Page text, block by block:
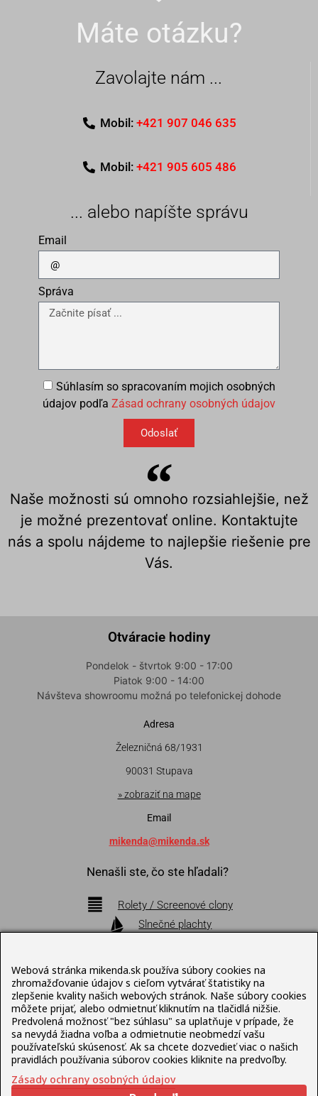
Máte otázku?
Zavolajte nám ...
Mobil: +421 907 046 635
Mobil: +421 905 605 486
... alebo napíšte správu
Email
Správa
Súhlasím so spracovaním mojich osobných
údajov podľa Zásad ochrany osobných údajov
Odoslať
Naše možnosti sú omnoho rozsiahlejšie, než
je možné prezentovať online. Kontaktujte
nás a spolu nájdeme to najlepšie riešenie pre
Vás.
Otváracie hodiny
Pondelok - štvrtok 9:00 - 17:00
Piatok 9:00 - 14:00
Návšteva showroomu možná po telefonickej dohode
Adresa
Železničná 68/1931
90031 Stupava
» zobraziť na mape
Email
mikenda@mikenda.sk
Nenašli ste, čo ste hľadali?
Rolety / Screenové clony
Slnečné plachty
Bioklimatické pergoly
Slnečníky
Terasový nábytok
Pravidlá ochrany osobných údajov
Webová stránka mikenda.sk používa súbory cookies na
zhromažďovanie údajov s cieľom vytvárať štatistiky na
zlepšenie kvality našich webových stránok. Naše súbory cookies
môžete prijať, alebo odmietnuť kliknutím na tlačidlá nižšie.
Predvolená možnosť "bez súhlasu" sa uplatňuje v prípade, že
sa nevydá žiadna voľba a odmietnutie neobmedzí vašu
používateľskú skúsenosť. Ak sa chcete dozvedieť viac o našich
pravidlách používania súborov cookies kliknite na predvoľby.
Zásady ochrany osobných údajov